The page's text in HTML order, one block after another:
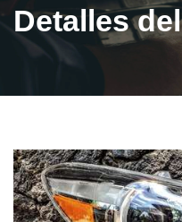
Detalles